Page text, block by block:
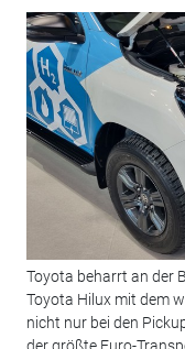
Toyota beharrt an der
Toyota Hilux mit dem
nicht nur bei den